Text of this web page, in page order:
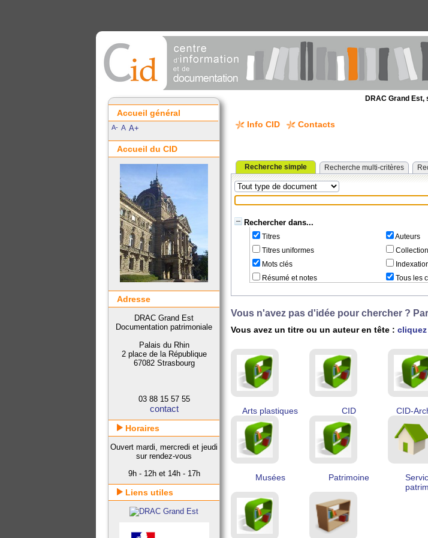
DRAC Grand
Info CID Contacts
Recherche simple Recherche multi-critères
Sélectionner un type de document
Recherche
Rechercher dans...
Titres Auteurs
Titres uniformes
Mots clés
Résumé et notes
Tous les
Vous n'avez pas d'idée pour chercher ?
Vous avez un titre ou un auteur en tête :
Arts plastiques CID CID-
Musées Patrimoine
Accueil général
A- A A+
Accueil du CID
Adresse
DRAC Grand Est
Documentation patrimoniale
Palais du Rhin
2 place de la République
67082 Strasbourg
03 88 15 57 55
contact
Horaires
Ouvert mardi, mercredi et jeudi
sur rendez-vous
9h - 12h et 14h - 17h
Liens utiles